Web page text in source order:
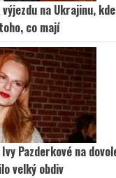
na Ukrajinu,
co mají
Pazderkové na
velký obdiv